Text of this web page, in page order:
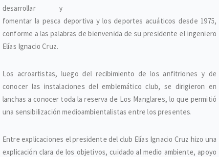
desarrollar y
fomentar la pesca deportiva y los deportes acuáticos desde 1975,
conforme a las palabras de bienvenida de su presidente el ingeniero
Elías Ignacio Cruz.
Los acroartistas, luego del recibimiento de los anfitriones y de
conocer las instalaciones del emblemático club, se dirigieron en
lanchas a conocer toda la reserva de Los Manglares, lo que permitió
una sensibilización medioambientalistas entre los presentes.
Entre explicaciones el presidente del club Elías Ignacio Cruz hizo una
explicación clara de los objetivos, cuidado al medio ambiente, apoyo